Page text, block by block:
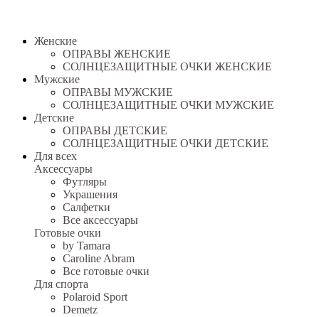
Женские
ОПРАВЫ ЖЕНСКИЕ
СОЛНЦЕЗАЩИТНЫЕ ОЧКИ ЖЕНСКИЕ
Мужские
ОПРАВЫ МУЖСКИЕ
СОЛНЦЕЗАЩИТНЫЕ ОЧКИ МУЖСКИЕ
Детские
ОПРАВЫ ДЕТСКИЕ
СОЛНЦЕЗАЩИТНЫЕ ОЧКИ ДЕТСКИЕ
Для всех
Аксессуары
Футляры
Украшения
Салфетки
Все аксессуары
Готовые очки
by Tamara
Caroline Abram
Все готовые очки
Для спорта
Polaroid Sport
Demetz